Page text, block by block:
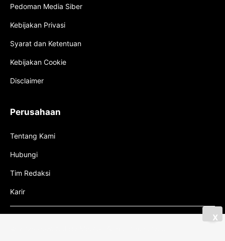
Pedoman Media Siber
Kebijakan Privasi
Syarat dan Ketentuan
Kebijakan Cookie
Disclaimer
Perusahaan
Tentang Kami
Hubungi
Tim Redaksi
Karir
X